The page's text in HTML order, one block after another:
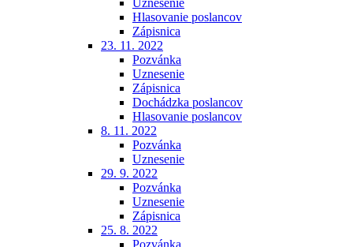
Uznesenie
Hlasovanie poslancov
Zápisnica
23. 11. 2022
Pozvánka
Uznesenie
Zápisnica
Dochádzka poslancov
Hlasovanie poslancov
8. 11. 2022
Pozvánka
Uznesenie
29. 9. 2022
Pozvánka
Uznesenie
Zápisnica
25. 8. 2022
Pozvánka